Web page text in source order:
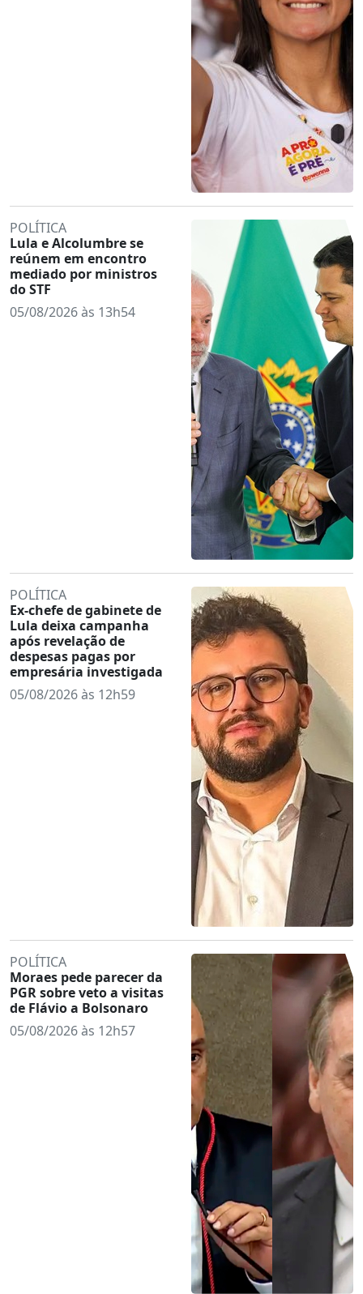
POLÍTICA
Lula e Alcolumbre se
reúnem em encontro
mediado por ministros
do STF
05/08/2026 às 13h54
POLÍTICA
Ex-chefe de gabinete de
Lula deixa campanha
após revelação de
despesas pagas por
empresária investigada
05/08/2026 às 12h59
POLÍTICA
Moraes pede parecer da
PGR sobre veto a visitas
de Flávio a Bolsonaro
05/08/2026 às 12h57